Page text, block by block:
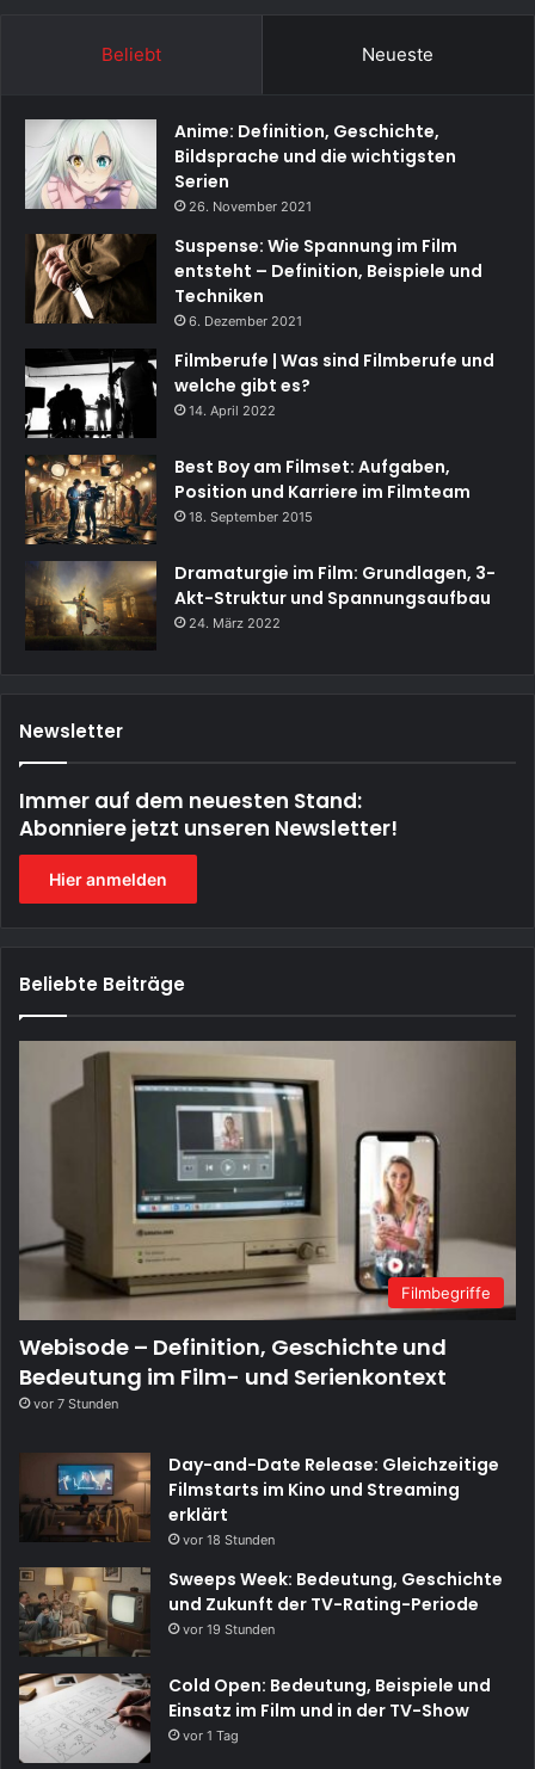
Beliebt Neueste
Anime: Definition, Geschichte,
Bildsprache und die wichtigsten
Serien
26. November 2021
Suspense: Wie Spannung im Film
entsteht – Definition, Beispiele und
Techniken
6. Dezember 2021
Filmberufe | Was sind Filmberufe und
welche gibt es?
14. April 2022
Best Boy am Filmset: Aufgaben,
Position und Karriere im Filmteam
18. September 2015
Dramaturgie im Film: Grundlagen, 3-
Akt-Struktur und Spannungsaufbau
24. März 2022
Newsletter
Immer auf dem neuesten Stand:
Abonniere jetzt unseren Newsletter!
Hier anmelden
Beliebte Beiträge
Filmbegriffe
Webisode – Definition, Geschichte und
Bedeutung im Film- und Serienkontext
vor 7 Stunden
Day-and-Date Release: Gleichzeitige
Filmstarts im Kino und Streaming
erklärt
vor 18 Stunden
Sweeps Week: Bedeutung, Geschichte
und Zukunft der TV-Rating-Periode
vor 19 Stunden
Cold Open: Bedeutung, Beispiele und
Einsatz im Film und in der TV-Show
vor 1 Tag